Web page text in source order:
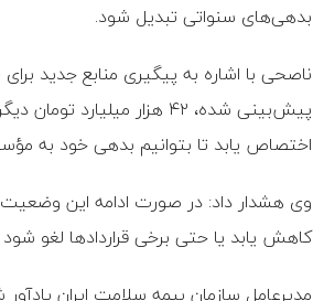
بدهی‌های سنواتی تبدیل شود.
پیش‌بینی شده، ۴۲ هزار
اختصاص یابد تا بتوانیم بدهی خود به
وی هشدار داد: در صورت ادامه این
کاهش یابد یا حتی برخی قراردادها لغو
مدیرعامل سازمان بیمه سلامت ایران